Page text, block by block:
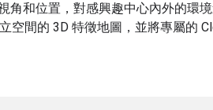
角和位置，對感興趣中心內外的環
空間的 3D 特徵地圖，並將專屬的